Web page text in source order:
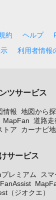
約 ヘルプ
利用者情報
ツサービス
情報 地図から
MapFan 道路
トア
カーナビ
サービス
レミアム
ス
（ジオクエ）